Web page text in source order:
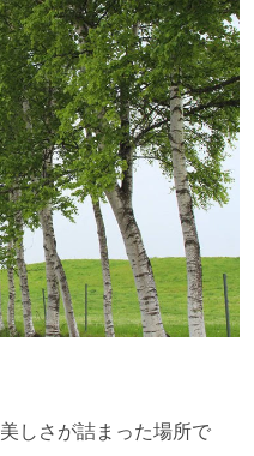
しさが詰まった場所で